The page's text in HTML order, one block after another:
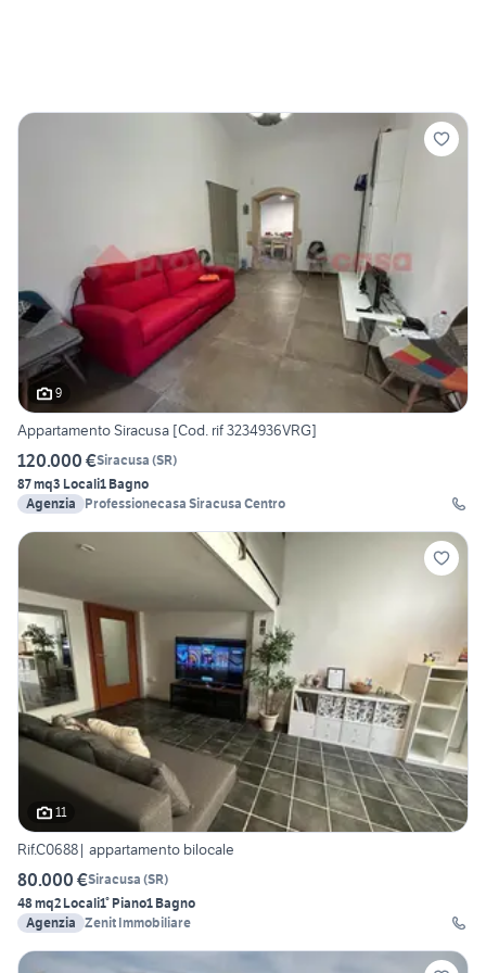
9
Appartamento Siracusa [Cod. rif 3234936VRG]
120.000 €Siracusa (SR)
87 mq3 Locali1 Bagno
Agenzia
Professionecasa Siracusa Centro
11
Rif.C0688| appartamento bilocale
80.000 €Siracusa (SR)
48 mq2 Locali1° Piano1 Bagno
Agenzia Zenit Immobiliare